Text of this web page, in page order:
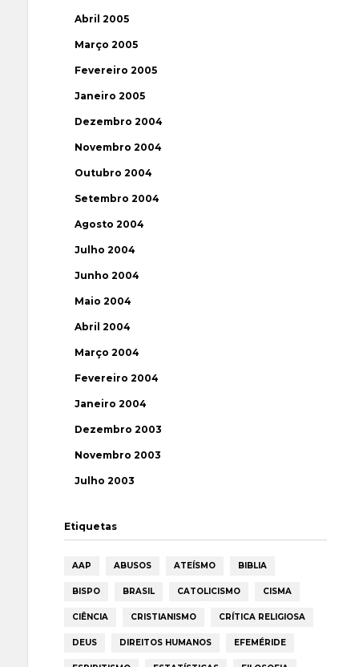
Abril 2005
Março 2005
Fevereiro 2005
Janeiro 2005
Dezembro 2004
Novembro 2004
Outubro 2004
Setembro 2004
Agosto 2004
Julho 2004
Junho 2004
Maio 2004
Abril 2004
Março 2004
Fevereiro 2004
Janeiro 2004
Dezembro 2003
Novembro 2003
Julho 2003
Etiquetas
AAP ABUSOS ATEÍSMO BIBLIA
BISPO BRASIL CATOLICISMO CISMA
CIÊNCIA CRISTIANISMO CRÍTICA RELIGIOSA
DEUS DIREITOS HUMANOS EFEMÉRIDE